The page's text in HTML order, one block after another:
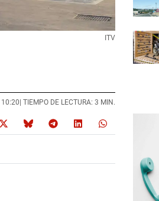
ITV
10:20 | TIEMPO DE LECTURA: 3 MIN.